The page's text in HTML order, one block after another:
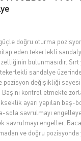
doğru oturma
eden tekerlekli
bulunmasıdır.
sandalye
değişikliği
kontrol etmekte
ayarı yapılan baş-
sola savrulmayı
savrulmayı engeller.
ve doğru pozisyonda